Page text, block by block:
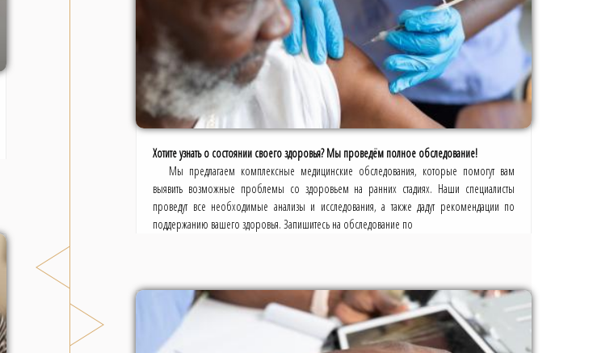
Хотите узнать о состоянии своего здоровья? Мы проведём полное обследование!
Мы предлагаем комплексные медицинские обследования, которые помогут вам
выявить возможные проблемы со здоровьем на ранних стадиях. Наши специалисты
проведут все необходимые анализы и исследования, а также дадут рекомендации по
поддержанию вашего здоровья. Запишитесь на обследование по